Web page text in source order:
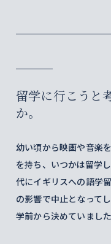
留学に行こうと
か。
幼い頃から映画や音楽
を持ち、いつかは留学
代にイギリスへの語学
の影響で中止となって
学前から決めていました